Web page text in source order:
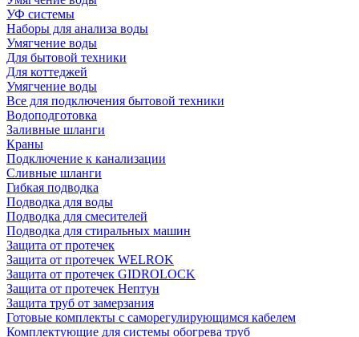
УФ системы
Наборы для анализа воды
Умягчение воды
Для бытовой техники
Для коттеджей
Умягчение воды
Все для подключения бытовой техники
Водоподготовка
Заливные шланги
Краны
Подключение к канализации
Сливные шланги
Гибкая подводка
Подводка для воды
Подводка для смесителей
Подводка для стиральных машин
Защита от протечек
Защита от протечек WELROK
Защита от протечек GIDROLOCK
Защита от протечек Нептун
Защита труб от замерзания
Готовые комплекты с саморегулирующимся кабелем
Комплектующие для системы обогрева труб